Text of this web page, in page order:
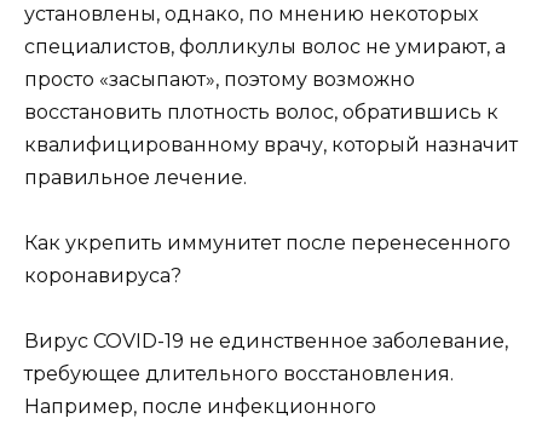
установлены, однако, по мнению некоторых
специалистов, фолликулы волос не умирают, а
просто «засыпают», поэтому возможно
восстановить плотность волос, обратившись к
квалифицированному врачу, который назначит
правильное лечение.
Как укрепить иммунитет после перенесенного
коронавируса?
Вирус COVID-19 не единственное заболевание,
требующее длительного восстановления.
Например, после инфекционного